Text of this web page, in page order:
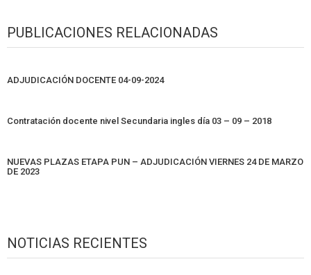
PUBLICACIONES RELACIONADAS
ADJUDICACIÓN DOCENTE 04-09-2024
Contratación docente nivel Secundaria ingles día 03 – 09 – 2018
NUEVAS PLAZAS ETAPA PUN – ADJUDICACIÓN VIERNES 24 DE MARZO
DE 2023
NOTICIAS RECIENTES